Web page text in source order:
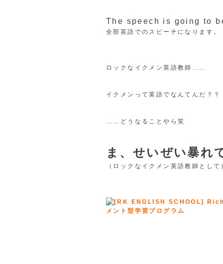
The speech is going to
全部英語でのスピーチになります
ロックなイクメン英語教師……
イクメンって英語でなんてんだ？？
……どうなることやら笑
ま、せいぜい暴れ
（ロックなイクメン英語教師として